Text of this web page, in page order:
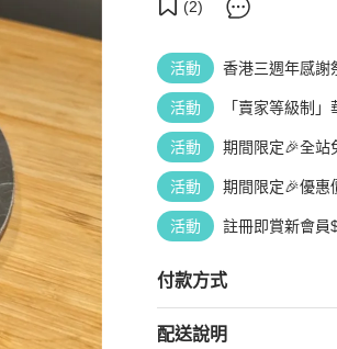
(2)
活動
香港三週年感謝
活動 「賣家等級制」
活動 期間限定🎉全站
活動
期間限定🎉優惠
活動 註冊即賞新會員
付款方式
配送說明